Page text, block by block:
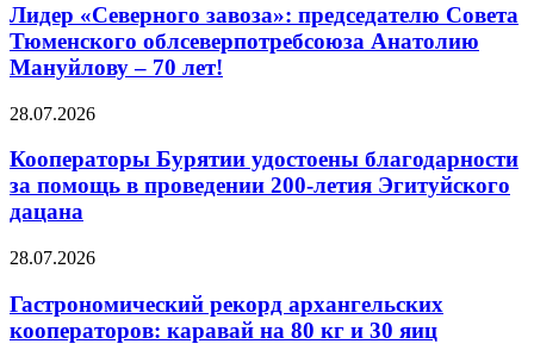
Лидер «Северного завоза»: председателю Совета
Тюменского облсеверпотребсоюза Анатолию
Мануйлову – 70 лет!
28.07.2026
Кооператоры Бурятии удостоены благодарности
за помощь в проведении 200-летия Эгитуйского
дацана
28.07.2026
Гастрономический рекорд архангельских
кооператоров: каравай на 80 кг и 30 яиц